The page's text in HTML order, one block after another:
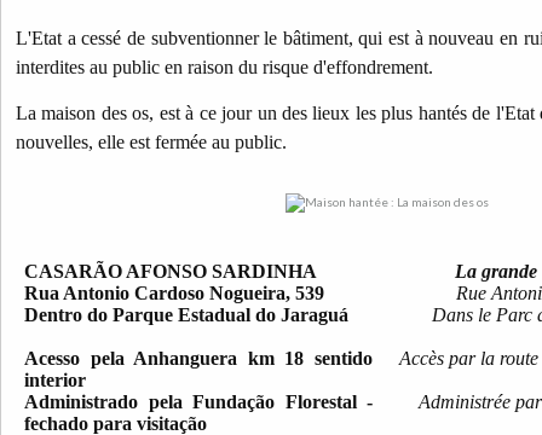
L'Etat a cessé de subventionner le bâtiment, qui est à nouveau en
interdites au public en raison du risque d'effondrement.
La maison des os, est à ce jour un des lieux les plus hantés de
nouvelles, elle est fermée au public.
CASARÃO AFONSO SARDINHA
La
Rua Antonio Cardoso Nogueira, 539
Rue
Dentro do Parque Estadual do Jaraguá
Dans le Parc
Acesso pela Anhanguera km 18 sentido
interior
Accès par la
Administrado pela Fundação Florestal -
fechado para visitação
Administrée